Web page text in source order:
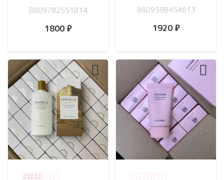
8809782551814
1800 ₽
8809598454613
1920 ₽